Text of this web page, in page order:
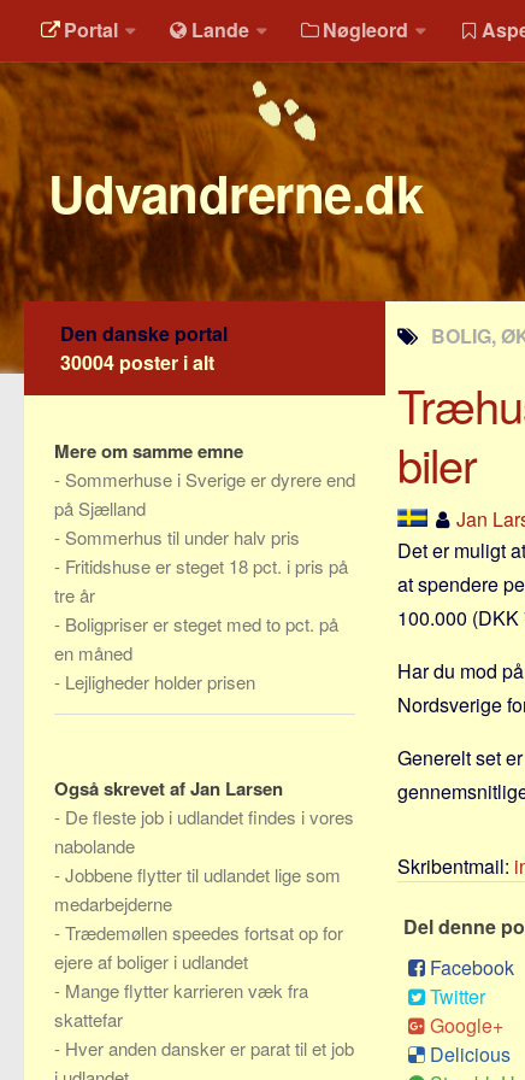
Portal Lande Nøgleord
Udvandrerne.dk
BOLIG,
biler
Jan
Det er muligt
at spendere
100.000 (DKK
Har du mod
Nordsverige
Generelt set
Skribentmail:
Del denne
Facebook
Twitter
Google+
Delicious
Den danske portal
30004 poster i alt
Mere om samme emne
- Sommerhuse i Sverige er dyrere end
på Sjælland
- Sommerhus til under halv pris
- Fritidshuse er steget 18 pct. i pris på
tre år
- Boligpriser er steget med to pct. på
en måned
- Lejligheder holder prisen
Også skrevet af Jan Larsen
- De fleste job i udlandet findes i vores
nabolande
-Jobbene flytter til udlandet lige som
medarbejderne
-Trædemøllen speedes fortsat op for
ejere af boliger i udlandet
- Mange flytter karrieren væk fra
skattefar
- Hver anden dansker er parat til et job